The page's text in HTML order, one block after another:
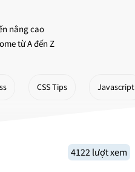
nâng cao
từ A đến Z
CSS Tips Javascript
4122 lượt xem